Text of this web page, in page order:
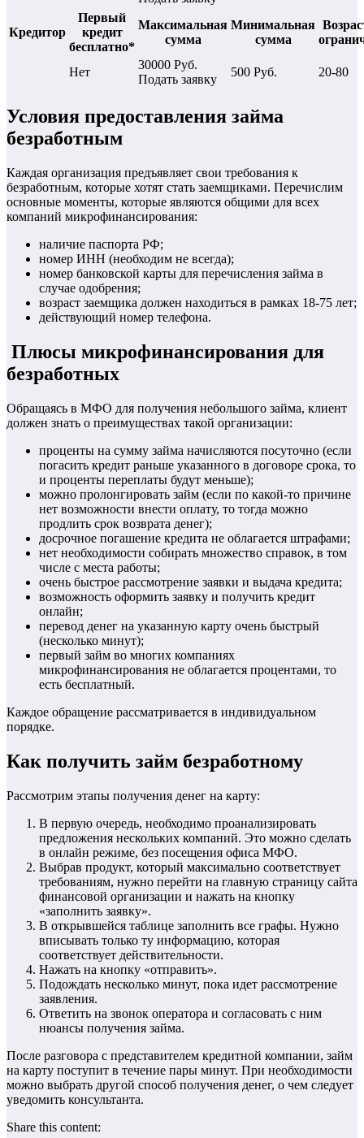
Кредитор
Первый
кредит
бесплатно*
Максимальная
сумма
Минимальная
сумма
Нет
30000 Руб.
Подать заявку
500 Руб. 20-80
Условия предоставления займа
безработным
Каждая организация предъявляет свои требования к
безработным, которые хотят стать заемщиками. Перечислим
основные моменты, которые являются общими для всех
компаний микрофинансирования:
наличие паспорта РФ;
номер ИНН (необходим не всегда);
номер банковской карты для перечисления займа в
случае одобрения;
возраст заемщика должен находиться в рамках 18-75 лет;
действующий номер телефона.
Плюсы микрофинансирования для
безработных
Обращаясь в МФО для получения небольшого займа, клиент
должен знать о преимуществах такой организации:
проценты на сумму займа начисляются посуточно (если
погасить кредит раньше указанного в договоре срока, то
и проценты переплаты будут меньше);
можно пролонгировать займ (если по какой-то причине
нет возможности внести оплату, то тогда можно
продлить срок возврата денег);
досрочное погашение кредита не облагается штрафами;
нет необходимости собирать множество справок, в том
числе с места работы;
очень быстрое рассмотрение заявки и выдача кредита;
возможность оформить заявку и получить кредит
онлайн;
перевод денег на указанную карту очень быстрый
(несколько минут);
первый займ во многих компаниях
микрофинансирования не облагается процентами, то
есть бесплатный.
Каждое обращение рассматривается в индивидуальном
порядке.
Как получить займ безработному
Рассмотрим этапы получения денег на карту:
В первую очередь, необходимо проанализировать
предложения нескольких компаний. Это можно сделать
в онлайн режиме, без посещения офиса МФО.
Выбрав продукт, который максимально соответствует
требованиям, нужно перейти на главную страницу сайта
финансовой организации и нажать на кнопку
«заполнить заявку».
В открывшейся таблице заполнить все графы. Нужно
вписывать только ту информацию, которая
соответствует действительности.
Нажать на кнопку «отправить».
Подождать несколько минут, пока идет рассмотрение
заявления.
Ответить на звонок оператора и согласовать с ним
нюансы получения займа.
После разговора с представителем кредитной компании, займ
на карту поступит в течение пары минут. При необходимости
можно выбрать другой способ получения денег, о чем следует
уведомить консультанта.
Share this content: